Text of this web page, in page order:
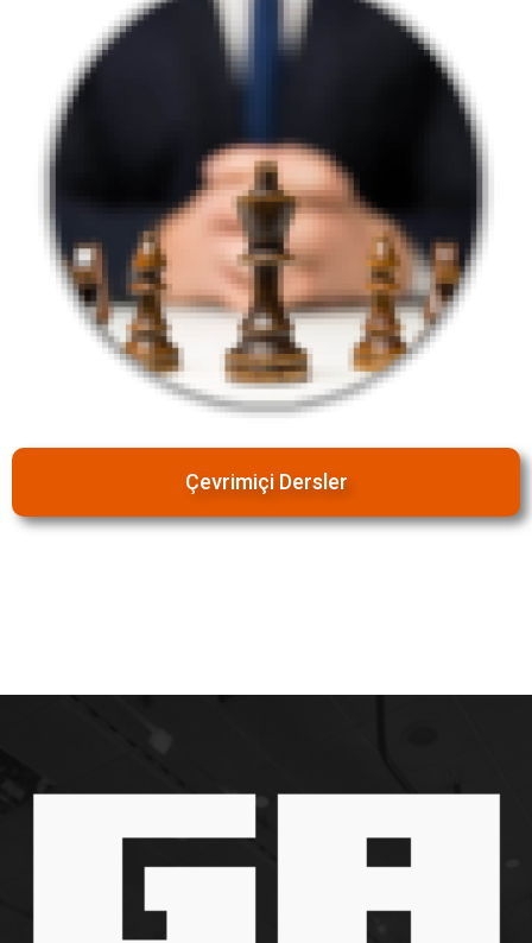
Çevrimiçi Dersler